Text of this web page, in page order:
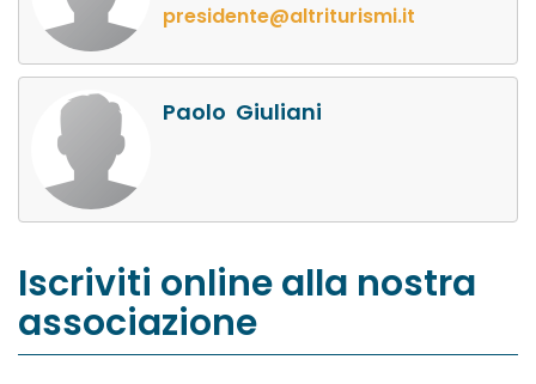
presidente@altriturismi.it
Paolo Giuliani
Iscriviti online alla nostra
associazione